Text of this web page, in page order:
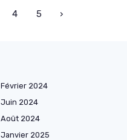
4 5 ›
Février 2024
Juin 2024
Août 2024
Janvier 2025